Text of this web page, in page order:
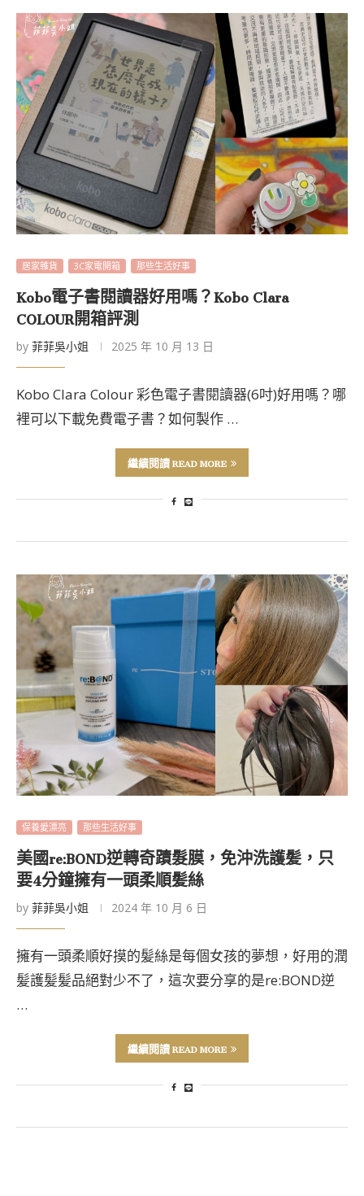
居家雜貨 3C家電開箱 那些生活好事
Kobo電子書閱讀器好用嗎？Kobo Clara
COLOUR開箱評測
by 菲菲吳小姐 2025 年 10 月 13 日
Kobo Clara Colour 彩色電子書閱讀器(6吋)好用嗎？哪
裡可以下載免費電子書？如何製作 …
繼續閱讀 READ MORE
保養愛漂亮 那些生活好事
美國re:BOND逆轉奇蹟髮膜，免沖洗護髪，只
要4分鐘擁有一頭柔順髪絲
by 菲菲吳小姐 2024 年 10 月 6 日
擁有一頭柔順好摸的髪絲是每個女孩的夢想，好用的潤
髪護髪髪品絕對少不了，這次要分享的是re:BOND逆
…
繼續閱讀 READ MORE